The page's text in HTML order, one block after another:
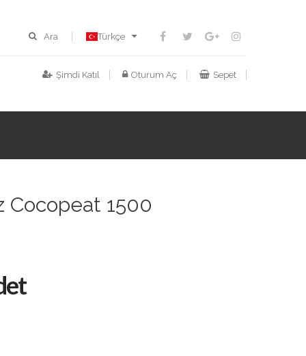
Ara Türkçe
Şimdi Katıl Oturum Aç Sepet
Cocopeat 1500